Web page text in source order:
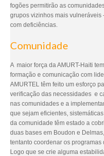
fogões permitirão as
grupos vizinhos mais
com deficiências.
Comunidade
A maior força da AMURT-Haiti
formação e comunicação com
AMURTEL têm feito um esforço
verificação das necessidades e
nas comunidades e a
que sejam eficientes,
da comunidade têm estado a
duas bases em Boudon e
tentanto coordenar os programas
Logo que se crie alguma